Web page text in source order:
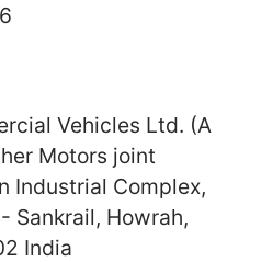
Vehicles Ltd. (A
Motors joint
Industrial Complex,
Sankrail, Howrah,
India